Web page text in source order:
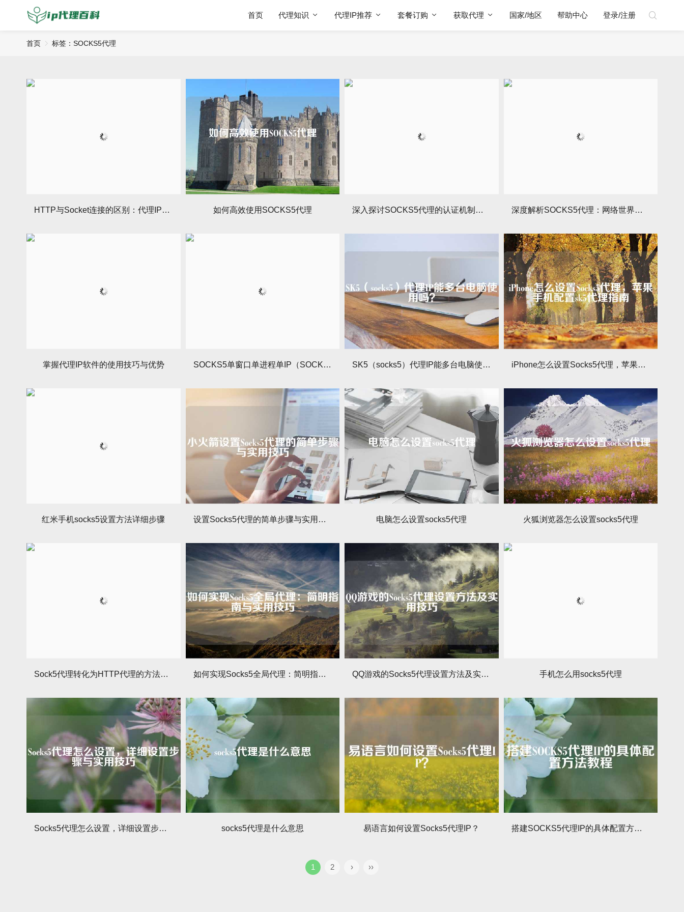
首页 代理知识 代理IP推荐 套餐订购 获取代理 国家/地区 帮助中心 登录/注册
首页 标签：SOCKS5代理
HTTP与Socket连接的区别：代理IP使用的关键 如何高效使用SOCKS5代理 深入探讨SOCKS5代理的认证机制：安全上网的护航者 深度解析SOCKS5代理：网络世界的隐秘通道
掌握代理IP软件的使用技巧与优势 SOCKS5单窗口单进程单IP（SOCKS5指定进程代理搭建） SK5（socks5）代理IP能多台电脑使用吗？ iPhone怎么设置Socks5代理，苹果手机配置sk5代理指南
红米手机socks5设置方法详细步骤 设置Socks5代理的简单步骤与实用技巧 电脑怎么设置socks5代理 火狐浏览器怎么设置socks5代理
Sock5代理转化为HTTP代理的方法与步骤 如何实现Socks5全局代理：简明指南与实用技巧 QQ游戏的Socks5代理设置方法及实用技巧 手机怎么用socks5代理
Socks5代理怎么设置，详细设置步骤与实用技巧 socks5代理是什么意思 易语言如何设置Socks5代理IP？ 搭建SOCKS5代理IP的具体配置方法教程
1 2 › ››